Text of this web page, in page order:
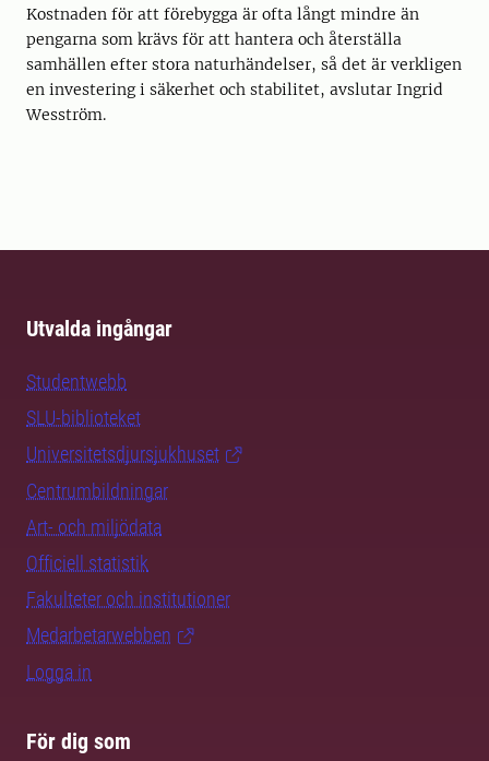
Kostnaden för att förebygga är ofta långt mindre än
pengarna som krävs för att hantera och återställa
samhällen efter stora naturhändelser, så det är verkligen
en investering i säkerhet och stabilitet, avslutar Ingrid
Wesström.
Utvalda ingångar
Studentwebb
SLU-biblioteket
Universitetsdjursjukhuset
Centrumbildningar
Art- och miljödata
Officiell statistik
Fakulteter och institutioner
Medarbetarwebben
Logga in
För dig som